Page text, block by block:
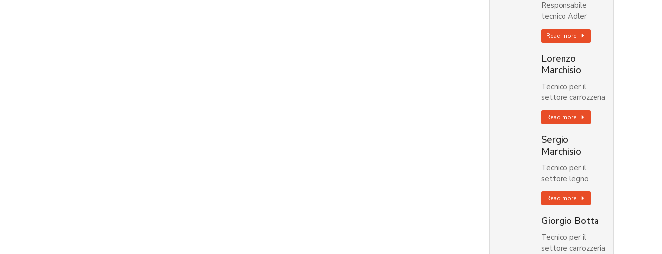
Responsabile
tecnico Adler
Read more
Lorenzo
Marchisio
Tecnico per il
settore carrozzeria
Read more
Sergio
Marchisio
Tecnico per il
settore legno
Read more
Giorgio Botta
Tecnico per il
settore carrozzeria